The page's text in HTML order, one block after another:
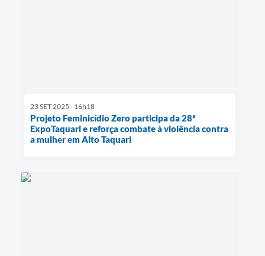
23 SET 2025 - 16h18
Projeto Feminicídio Zero participa da 28ª
ExpoTaquari e reforça combate à violência contra
a mulher em Alto Taquari